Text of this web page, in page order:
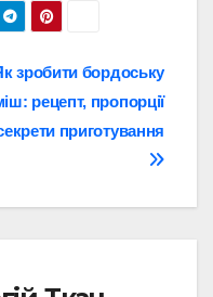
зробити бордоську
рецепт, пропорції
приготування